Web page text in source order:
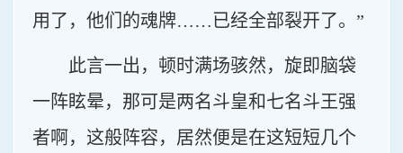
用了，他们的魂牌……已经全部裂开了。”
此言一出，顿时满场骇然，旋即脑袋
一阵眩晕，那可是两名斗皇和七名斗王强
者啊，这般阵容，居然便是在这短短几个